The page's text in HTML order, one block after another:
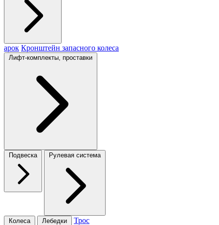
арок Кронштейн запасного колеса
Лифт-комплекты, проставки
Подвеска Рулевая система
Колеса Лебедки Трос